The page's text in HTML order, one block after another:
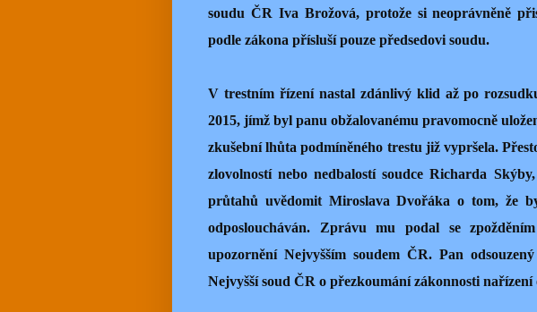
soudu ČR Iva Brožová, protože si neoprávněně
podle zákona přísluší pouze předsedovi soudu.
V trestním řízení nastal zdánlivý klid až po
2015, jímž byl panu obžalovanému pravomocně
zkušební lhůta podmíněného trestu již vypršela.
zlovolností nebo nedbalostí soudce Richarda
průtahů uvědomit Miroslava Dvořáka o tom, že
odposloucháván. Zprávu mu podal se
upozornění Nejvyšším soudem ČR. Pan
Nejvyšší soud ČR o přezkoumání zákonnosti nařízení